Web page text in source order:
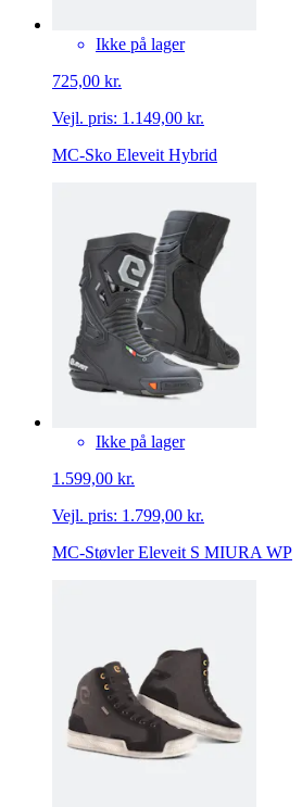
Ikke på lager
725,00 kr.
Vejl. pris: 1.149,00 kr.
MC-Sko Eleveit Hybrid
Ikke på lager
1.599,00 kr.
Vejl. pris: 1.799,00 kr.
MC-Støvler Eleveit S MIURA WP